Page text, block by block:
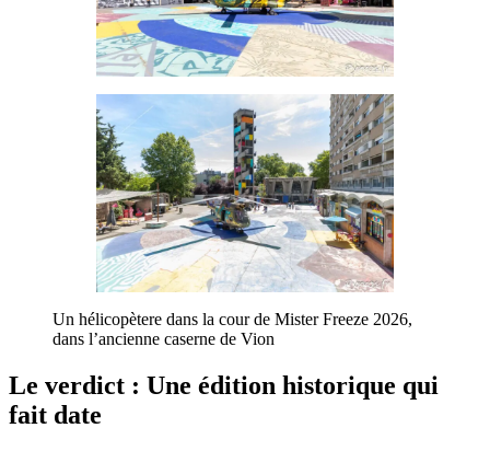
Un hélicopètere dans la cour de Mister Freeze 2026,
dans l’ancienne caserne de Vion
Le verdict : Une édition historique qui
fait date